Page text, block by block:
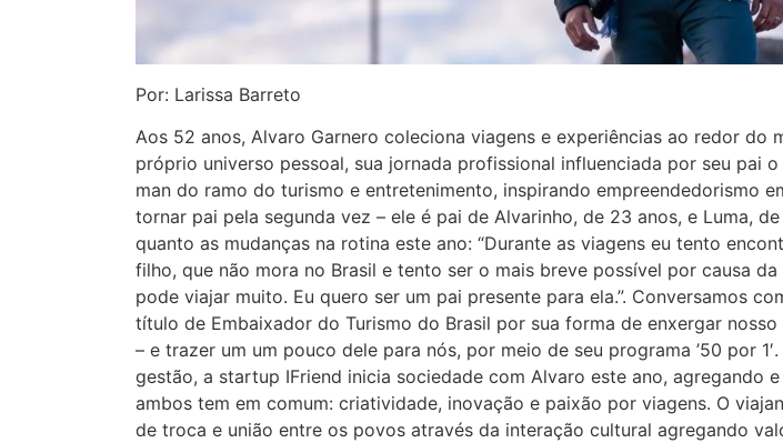
Por: Larissa Barreto
Aos 52 anos, Alvaro Garnero coleciona viagens e experiências ao redor do
próprio universo pessoal, sua jornada profissional influenciada por seu pai
man do ramo do turismo e entretenimento, inspirando empreendedorismo
tornar pai pela segunda vez – ele é pai de Alvarinho, de 23 anos, e Luma,
quanto as mudanças na rotina este ano: “Durante as viagens eu tento
filho, que não mora no Brasil e tento ser o mais breve possível por causa da
pode viajar muito. Eu quero ser um pai presente para ela.”. Conversamos
título de Embaixador do Turismo do Brasil por sua forma de enxergar
– e trazer um um pouco dele para nós, por meio de seu programa ’50 por
gestão, a startup IFriend inicia sociedade com Alvaro este ano, agregando
ambos tem em comum: criatividade, inovação e paixão por viagens. O
de troca e união entre os povos através da interação cultural agregando